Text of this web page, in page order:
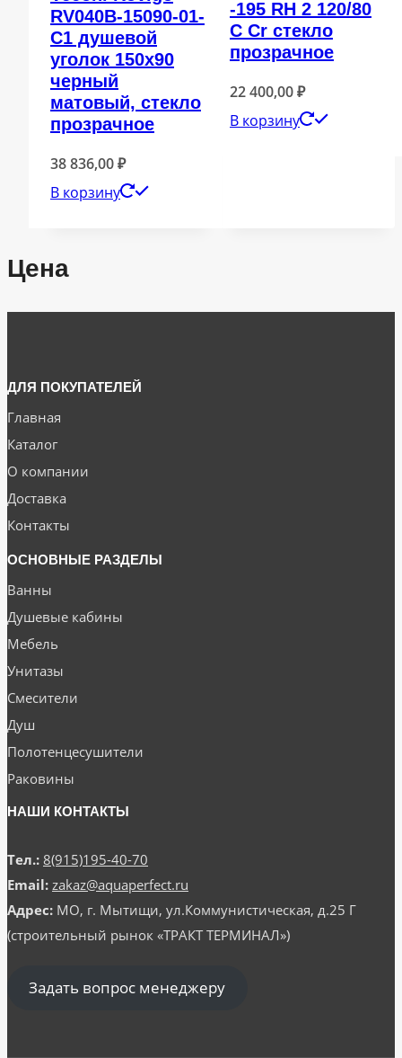
RV040B-15090-01-
C1 душевой
уголок 150х90
черный
матовый, стекло
прозрачное
38 836,00₽
В корзину
-195 RH 2 120/80
C Cr стекло
прозрачное
22 400,00₽
В корзину
Цена
ДЛЯ ПОКУПАТЕЛЕЙ
Главная
Каталог
О компании
Доставка
Контакты
ОСНОВНЫЕ РАЗДЕЛЫ
Ванны
Душевые кабины
Мебель
Унитазы
Смесители
Душ
Полотенцесушители
Раковины
НАШИ КОНТАКТЫ
Тел.: 8(915)195-40-70
Email: zakaz@aquaperfect.ru
Адрес: МО, г. Мытищи, ул.Коммунистическая, д.25 Г
(строительный рынок «ТРАКТ ТЕРМИНАЛ»)
Задать вопрос менеджеру